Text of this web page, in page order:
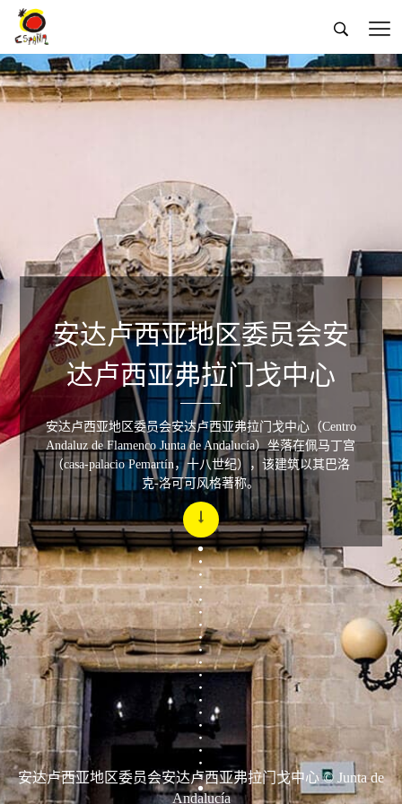
 
安达卢西亚地区委员会安达卢西亚弗拉门戈中心 © Junta de
Andalucía
安达卢西亚地区委员会安
达卢西亚弗拉门戈中心
安达卢西亚地区委员会安达卢西亚弗拉门戈中心（Centro
Andaluz de Flamenco Junta de Andalucía）坐落在佩马丁宫
（casa-palacio Pemartín，十八世纪），该建筑以其巴洛
克-洛可可风格著称。